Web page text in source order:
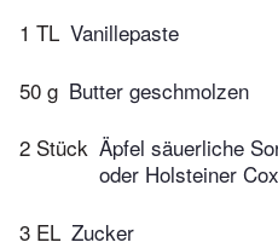
1 TL Vanillepaste
50 g Butter geschmolzen
2 Stück Äpfel säuerliche
oder Holsteiner Cox
3 EL Zucker